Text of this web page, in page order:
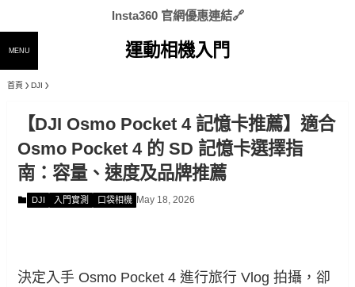
Insta360 官網優惠連結🔗
運動相機入門
MENU
首頁 DJI
【DJI Osmo Pocket 4 記憶卡推薦】適合
Osmo Pocket 4 的 SD 記憶卡選擇指
南：容量、速度及品牌推薦
DJI 入門實測 口袋相機 May 18, 2026
決定入手 Osmo Pocket 4 進行旅行 Vlog 拍攝，卻